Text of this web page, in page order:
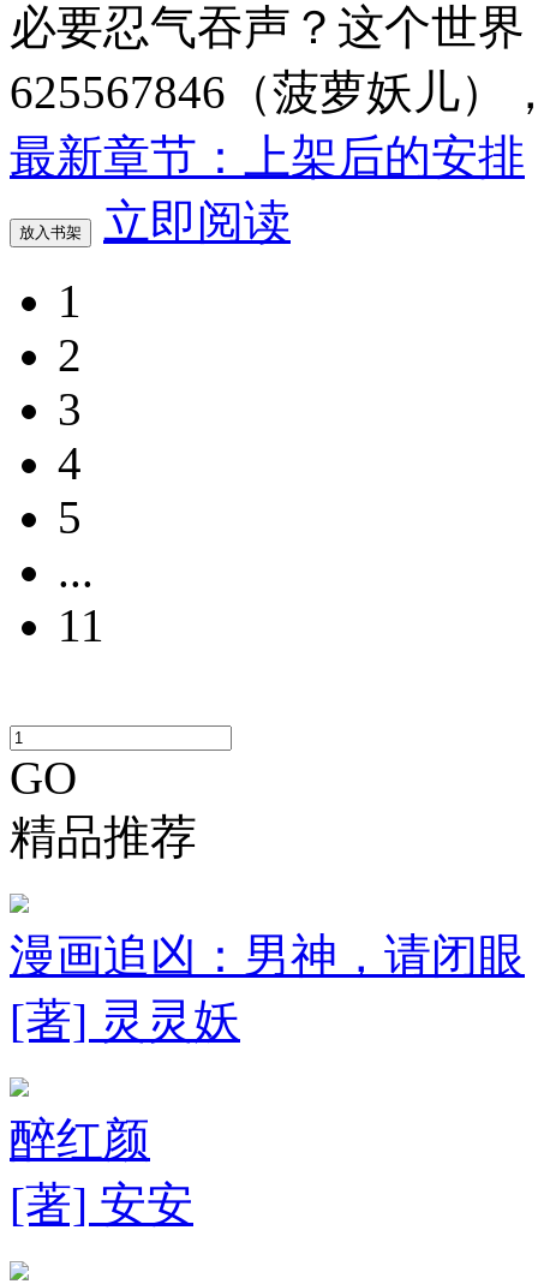
必要忍气吞声？这个世
625567846（菠萝妖儿）
最新章节：上架后的安排
放入书架
立即阅读
1
2
3
4
5
...
11
GO
精品推荐
漫画追凶：男神，请闭眼
[著] 灵灵妖
醉红颜
[著] 安安